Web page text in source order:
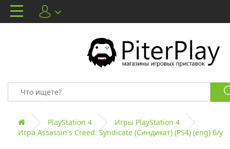
PlayStation 4
Игры PlayStation 4
Игра Assassin's Creed: Syndicate (Синдикат) (PS4) (eng) б/у